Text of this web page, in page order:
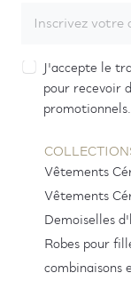
J'accepte le
pour recevoir
promotionnels.
Vêtements
Vêtements
Demoiselles
Robes pour
combinaisons